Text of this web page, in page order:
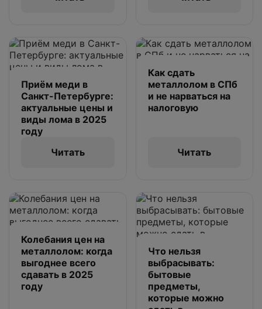
Приём меди в
Санкт-Петербурге:
актуальные цены и
виды лома в 2025
году
Читать
Как сдать
металлолом в СПб
и не нарваться на
налоговую
Читать
Колебания цен на
металлолом: когда
выгоднее всего
сдавать в 2025
году
Что нельзя
выбрасывать:
бытовые
предметы,
которые можно